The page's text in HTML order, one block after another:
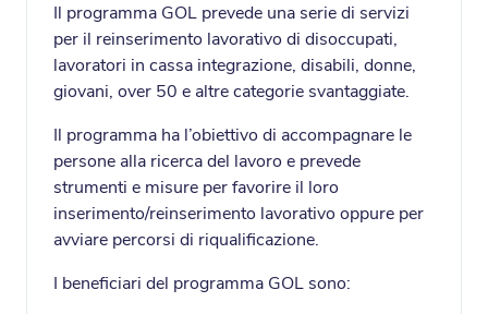
Il programma GOL prevede una serie di servizi
per il reinserimento lavorativo di disoccupati,
lavoratori in cassa integrazione, disabili, donne,
giovani, over 50 e altre categorie svantaggiate.
Il programma ha l’obiettivo di accompagnare le
persone alla ricerca del lavoro e prevede
strumenti e misure per favorire il loro
inserimento/reinserimento lavorativo oppure per
avviare percorsi di riqualificazione.
I beneficiari del programma GOL sono: